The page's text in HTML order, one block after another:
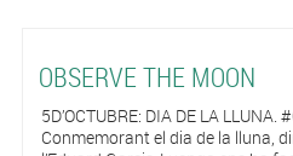
OBSERVE THE MOON
5D’OCTUBRE: DIA DE LA LLUNA.
Conmemorant el dia de la lluna,